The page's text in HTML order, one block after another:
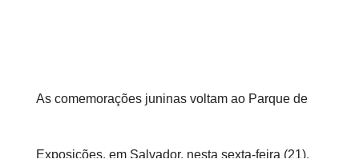
As comemorações juninas voltam ao Parque de
Exposições, em Salvador, nesta sexta-feira (21).